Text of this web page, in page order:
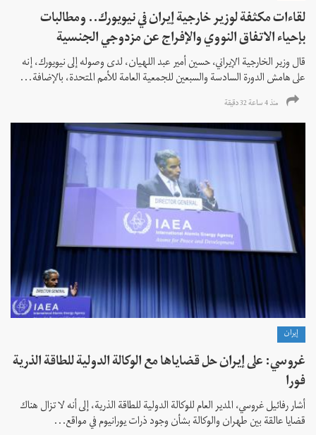
لقاءات مكثفة لوزير خارجية إيران في نيويورك.. ومطالبات
بإحياء الاتفاق النووي والإفراج عن مزدوجي الجنسية
قال وزير الخارجية الإيراني، حسين أمير عبد اللهيان، لدى وصوله إلى نيويورك، إنه
على هامش الدورة السادسة والسبعين للجمعية العامة للأمم المتحدة، بالإضافة...
منذ 4 ساعة 32 دقیقة
إيران
غروسي: على إيران حل قضاياها مع الوكالة الدولية للطاقة الذرية
فورا
أشار رفائيل غروسي، المدير العام للوكالة الدولية للطاقة الذرية، إلى أنه لا تزال هناك
قضايا عالقة بين طهران والوكالة بشأن وجود ذرات يورانيوم في مواقع...